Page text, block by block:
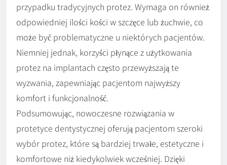
przypadku tradycyjnych protez. Wymaga on również
odpowiedniej ilości kości w szczęce lub żuchwie, co
może być problematyczne u niektórych pacjentów.
Niemniej jednak, korzyści płynące z użytkowania
protez na implantach często przewyższają te
wyzwania, zapewniając pacjentom najwyższy
komfort i funkcjonalność.
Podsumowując, nowoczesne rozwiązania w
protetyce dentystycznej oferują pacjentom szeroki
wybór protez, które są bardziej trwałe, estetyczne i
komfortowe niż kiedykolwiek wcześniej. Dzięki